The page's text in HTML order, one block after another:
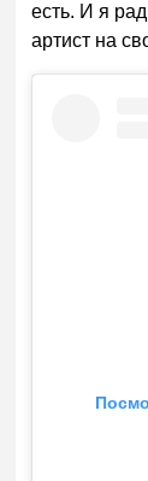
есть. И я
артист на